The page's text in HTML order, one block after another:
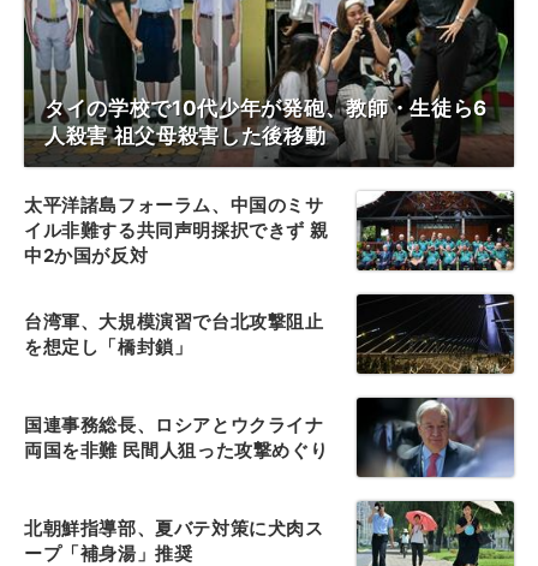
タイの学校で10代少年が発砲、教師・生徒ら6
人殺害 祖父母殺害した後移動
太平洋諸島フォーラム、中国のミサ
イル非難する共同声明採択できず 親
中2か国が反対
台湾軍、大規模演習で台北攻撃阻止
を想定し「橋封鎖」
国連事務総長、ロシアとウクライナ
両国を非難 民間人狙った攻撃めぐり
北朝鮮指導部、夏バテ対策に犬肉ス
ープ「補身湯」推奨